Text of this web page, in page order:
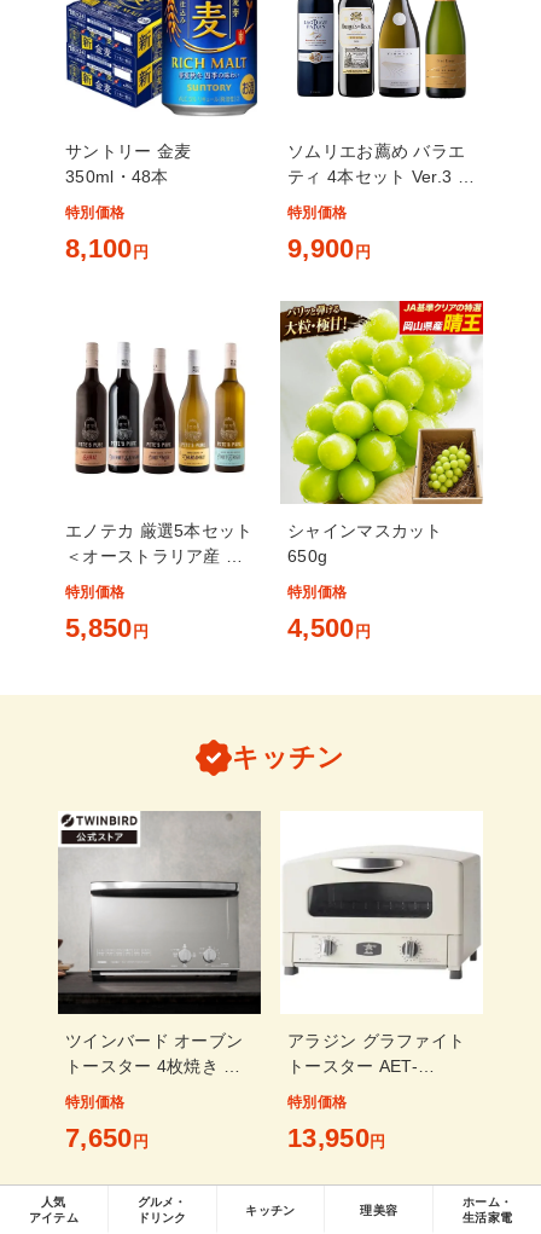
人気
アイテム
グルメ・
ドリンク
キッチン 理美容
ホーム・
生活家電
サントリー 金麦
350ml・48本
特別価格
8,100 円
ソムリエお薦め バラエ
ティ 4本セット Ver.3 冷
蔵便
特別価格
9,900 円
エノテカ 厳選5本セット
＜オーストラリア産 赤/
白＞ ブドウの個性を愉
特別価格
5,850 円
シャインマスカット
650g
特別価格
4,500 円
キッチン
ツインバード オーブン
トースター 4枚焼き ミ
ラーガラス スタイリッ
D047B
特別価格
7,650 円
アラジン グラファイト
トースター AET-
GS13N(W) アラジン
特別価格
13,950円